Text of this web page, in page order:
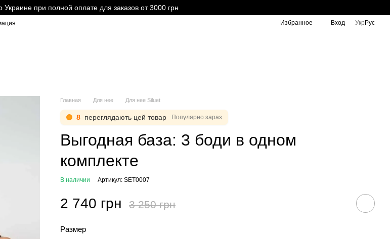
Украине при полной оплате для заказов от 3000 грн
Избранное Вход Укр Рус
Главная Для нее Для нее Siluet
8 переглядають цей товар Популярно зараз
Выгодная база: 3 боди в одном
комплекте
В наличии Артикул: SET0007
2 740 грн 3 250 грн
Размер